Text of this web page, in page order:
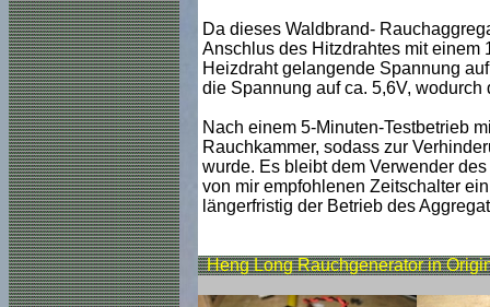
Da dieses Waldbrand-
Anschlus des Hitzdrahtes mit einem
Heizdraht gelangende Spannung
die Spannung auf ca. 5,6V,
Nach einem 5-Minuten-Testbetrieb
Rauchkammer, sodass zur
wurde. Es bleibt dem Verwender
von mir empfohlenen Zeitschalter
längerfristig der Betrieb des
Heng Long Rauchgenerator in